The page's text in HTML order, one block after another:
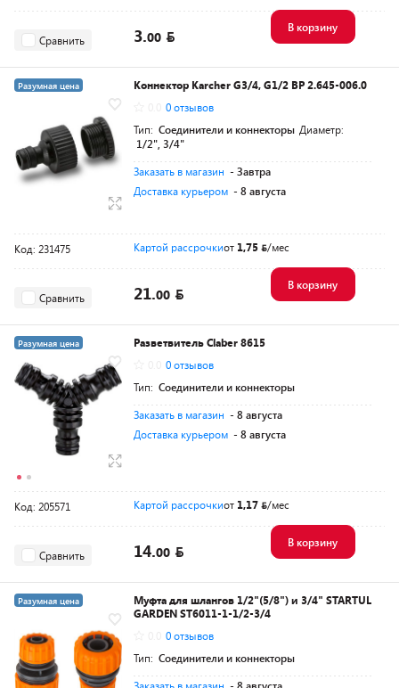
Сравнить 3.00
В корзину
Разумная цена
Коннектор Karcher G3/4, G1/2 ВР 2.645-006.0
0 отзывов
Тип: Соединители и коннекторы Диаметр:
1/2", 3/4"
Заказать в магазин - Завтра
Доставка курьером - 8 августа
Код: 231475 Картой рассрочкиот 1,75 /мес
Сравнить 21.00
В корзину
Разумная цена
Разветвитель Claber 8615
0 отзывов
Тип: Соединители и коннекторы
Заказать в магазин - 8 августа
Доставка курьером - 8 августа
Код: 205571 Картой рассрочкиот 1,17 /мес
Сравнить 14.00
В корзину
Разумная цена
Муфта для шлангов 1/2"(5/8") и 3/4" STARTUL
GARDEN ST6011-1-1/2-3/4
0 отзывов
Тип: Соединители и коннекторы